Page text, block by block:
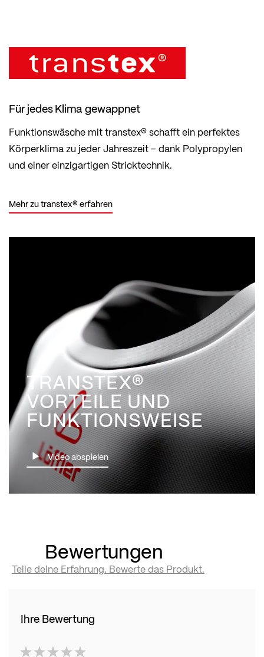
TRANSTEX®
VORTEILE UND
FUNKTIONSWEISE
Video abspielen
Für jedes Klima gewappnet
Funktionswäsche mit transtex® schafft ein perfektes
Körperklima zu jeder Jahreszeit – dank Polypropylen
und einer einzigartigen Stricktechnik.
Mehr zu transtex® erfahren
Bewertungen
Teile deine Erfahrung. Bewerte das Produkt.
Ihre Bewertung